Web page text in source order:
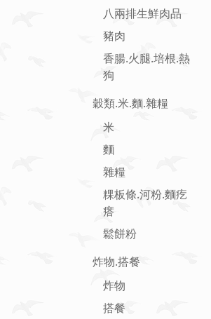
八兩排生鮮肉品
豬肉
香腸.火腿.培根.熱
狗
穀類.米.麵.雜糧
米
麵
雜糧
粿板條.河粉.麵疙
瘩
鬆餅粉
炸物.搭餐
炸物
搭餐